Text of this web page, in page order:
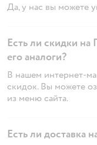
Да, у нас вы можете
Есть ли скидки
его аналоги?
В нашем интернет-
скидок. Вы можете
из меню сайта.
Есть ли доставка